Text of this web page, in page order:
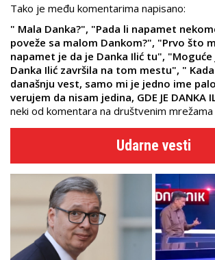
Tako je među komentarima napisano:
" Mala Danka?", "Pada li napamet
poveže sa malom Dankom?", "Prvo što
napamet je da je Danka Ilić tu", "Moguće
Danka Ilić završila na tom mestu", "
današnju vest, samo mi je jedno ime
verujem da nisam jedina, GDE JE DANKA
neki od komentara na društvenim mrežama
Udarne vesti